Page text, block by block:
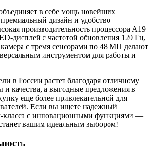
в себе мощь новейших
дизайн и удобство
производительность процессора A19
дисплей с частотой обновления 120 Гц,
с тремя сенсорами по 48 МП делают
инструментом для работы и
в России растет благодаря отличному
качества, а выгодные предложения в
еще более привлекательной для
Если вы ищете надежный
класса с инновационными функциями —
вашим идеальным выбором!